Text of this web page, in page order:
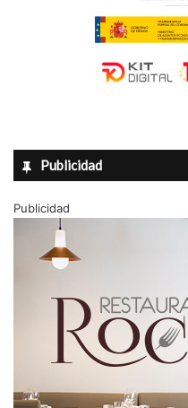
Publicidad
Publicidad